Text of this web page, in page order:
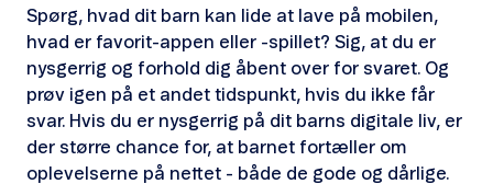
Spørg, hvad dit barn kan lide at lave på mobilen,
hvad er favorit-appen eller -spillet? Sig, at du er
nysgerrig og forhold dig åbent over for svaret. Og
prøv igen på et andet tidspunkt, hvis du ikke får
svar. Hvis du er nysgerrig på dit barns digitale liv, er
der større chance for, at barnet fortæller om
oplevelserne på nettet - både de gode og dårlige.